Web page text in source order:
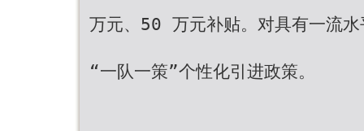
万元、50 万元补贴。对具有一流
“一队一策”个性化引进政策。